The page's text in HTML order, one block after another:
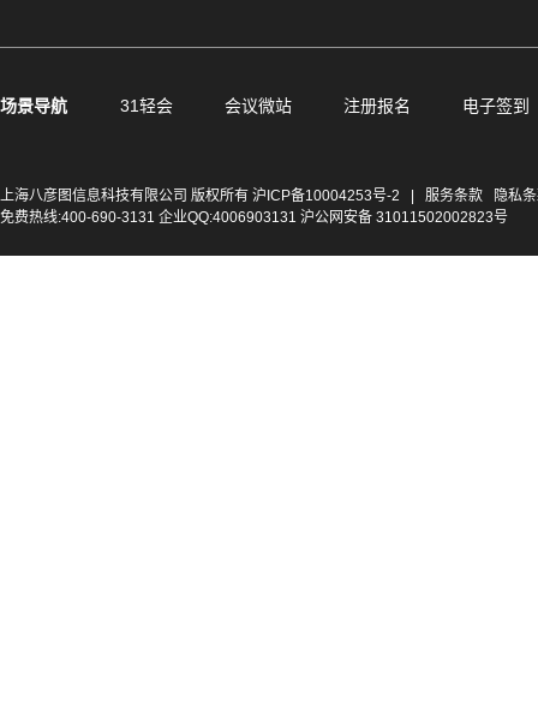
场景导航 31轻会 会议微站 注册报名 电子签到
上海八彦图信息科技有限公司 版权所有 沪ICP备10004253号-2 服务条款
隐私
免费热线:400-690-3131 企业QQ:4006903131 沪公网安备 31011502002823号